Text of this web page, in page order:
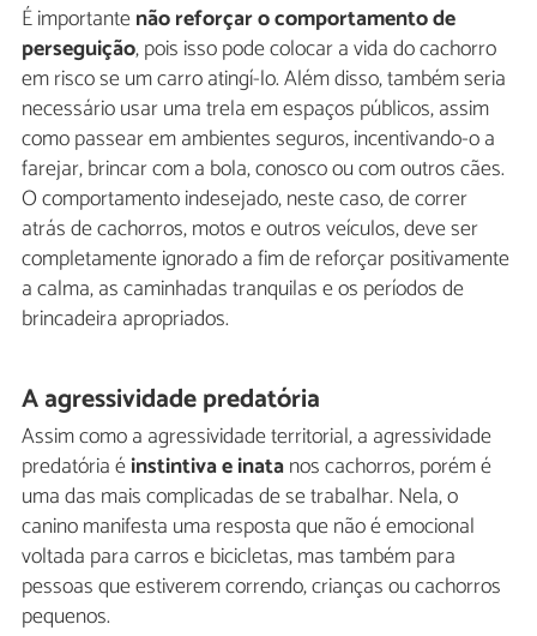
É importantenão reforçar o comportamento de
perseguição, pois isso pode colocar a vida do cachorro
em risco se um carro atingí-lo. Além disso, também seria
necessário usar uma trela em espaços públicos, assim
como passear em ambientes seguros, incentivando-o a
farejar, brincar com a bola, conosco ou com outros cães.
O comportamento indesejado, neste caso, de correr
atrás de cachorros, motos e outros veículos, deve ser
completamente ignorado a fim de reforçar positivamente
a calma, as caminhadas tranquilas e os períodos de
brincadeira apropriados.
A agressividade predatória
Assim como a agressividade territorial, a agressividade
predatória éinstintiva e inatanos cachorros, porém é
uma das mais complicadas de se trabalhar. Nela, o
canino manifesta uma resposta que não é emocional
voltada para carros e bicicletas, mas também para
pessoas que estiverem correndo, crianças ou cachorros
pequenos.